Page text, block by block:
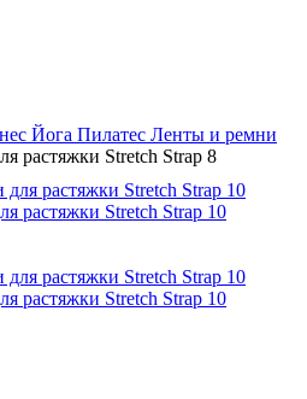
Йога Пилатес Ленты и ремни
растяжки Stretch Strap 8
растяжки Stretch Strap 10
растяжки Stretch Strap 10